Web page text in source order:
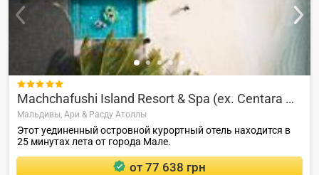

Machchafushi Island Resort & Spa (ex. Centara Grand Island)
Мальдивы, Ари & Расду Атоллы
Этот уединенный островной курортный отель находится в
25 минутах лета от города Мале.
от 77 638 грн